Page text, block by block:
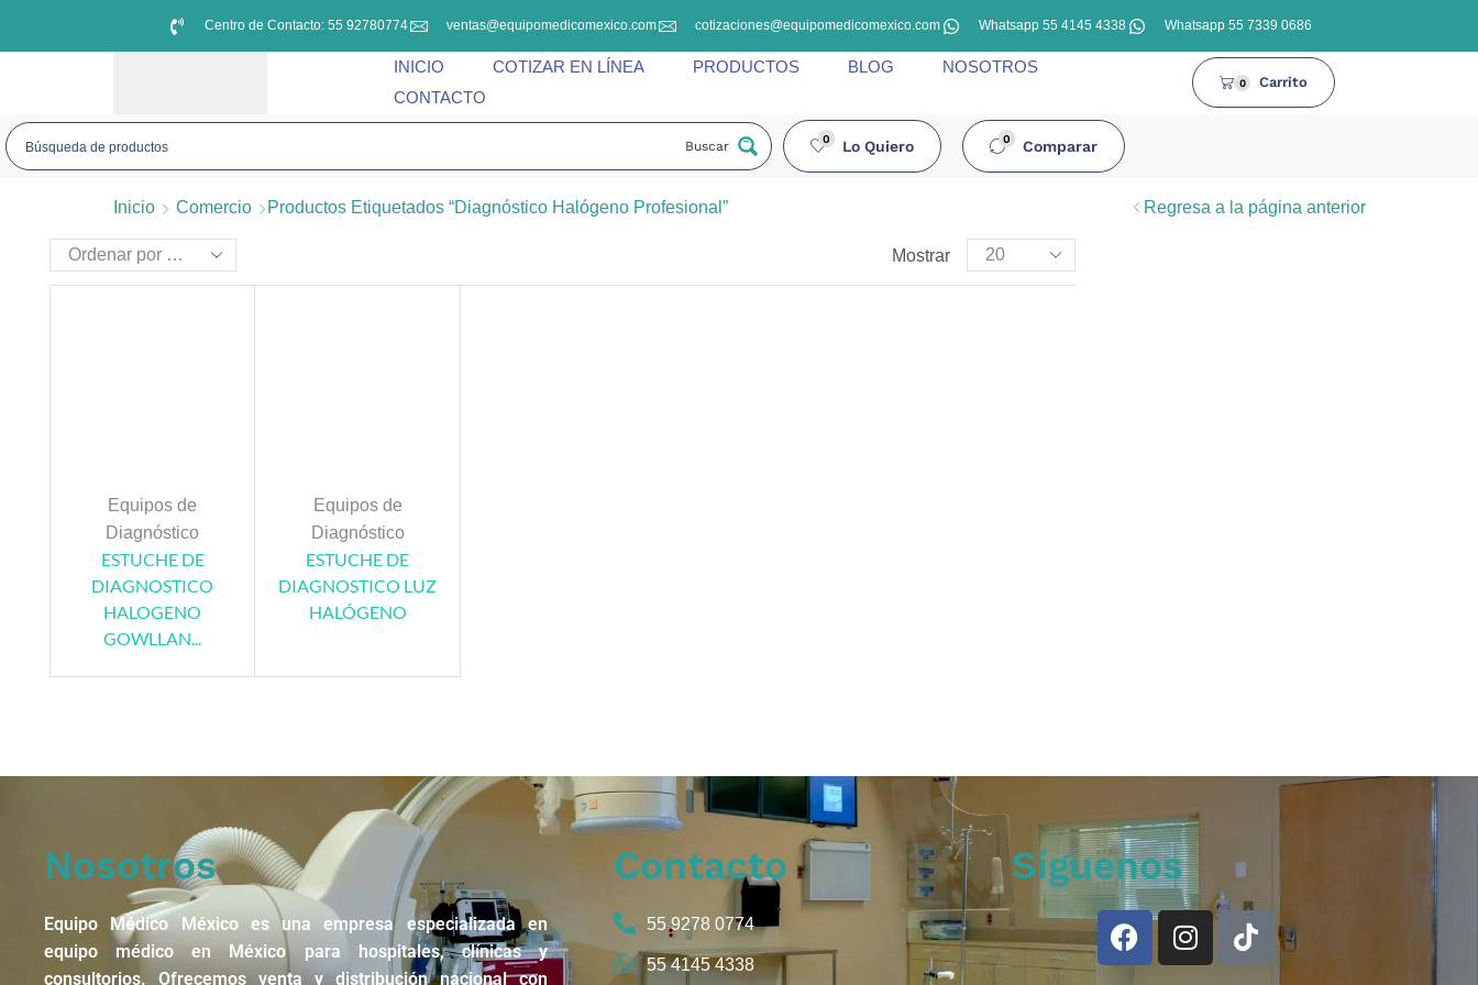
Centro de Contacto: 55 92780774 ventas@equipomedicomexico.com cotizaciones@equipomedicomexico.com Whatsapp 55 4145 4338 Whatsapp 55 7339 0686
INICIO COTIZAR EN LÍNEA PRODUCTOS BLOG
NOSOTROS
CONTACTO
0 Carrito
Buscar 0 Lo Quiero 0 Comparar
Inicio Comercio Productos Etiquetados “diagnóstico Halógeno Profesional” Regresa a la página anterior
Mostrar
Equipos de
Diagnóstico
ESTUCHE DE
DIAGNOSTICO
HALOGENO
GOWLLAN...
Equipos de
Diagnóstico
ESTUCHE DE
DIAGNOSTICO LUZ
HALÓGENO
Nosotros
Equipo Médico México es una empresa especializada en
equipo médico en México para hospitales, clínicas y
consultorios. Ofrecemos venta y distribución nacional con
Contacto
55 9278 0774
55 4145 4338
Síguenos